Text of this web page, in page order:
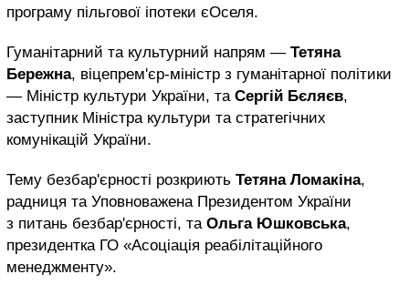
програму пільгової іпотеки єОселя.
Гуманітарний та культурний напрям — Тетяна
Бережна, віцепрем'єр-міністр з гуманітарної політики
— Міністр культури України, та Сергій Бєляєв,
заступник Міністра культури та стратегічних
комунікацій України.
Тему безбар'єрності розкриють Тетяна Ломакіна,
радниця та Уповноважена Президентом України
з питань безбар'єрності, та Ольга Юшковська,
президентка ГО «Асоціація реабілітаційного
менеджменту».